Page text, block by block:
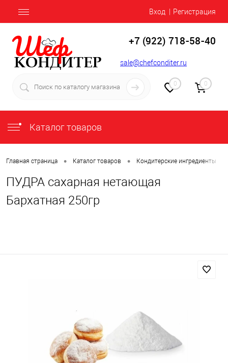
Вход Регистрация
+7 (922) 718-58-40
sale@chefconditer.ru
0 0
Каталог товаров
Главная страница • Каталог товаров • Кондитерские ингредиенты
ПУДРА сахарная нетающая
Бархатная 250гр